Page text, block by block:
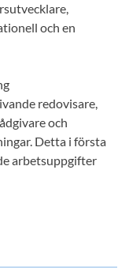
och en
redovisare,
och
Detta i första
arbetsuppgifter